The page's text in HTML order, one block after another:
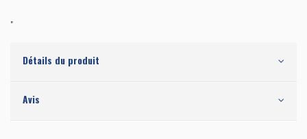
"
Détails du produit
Avis